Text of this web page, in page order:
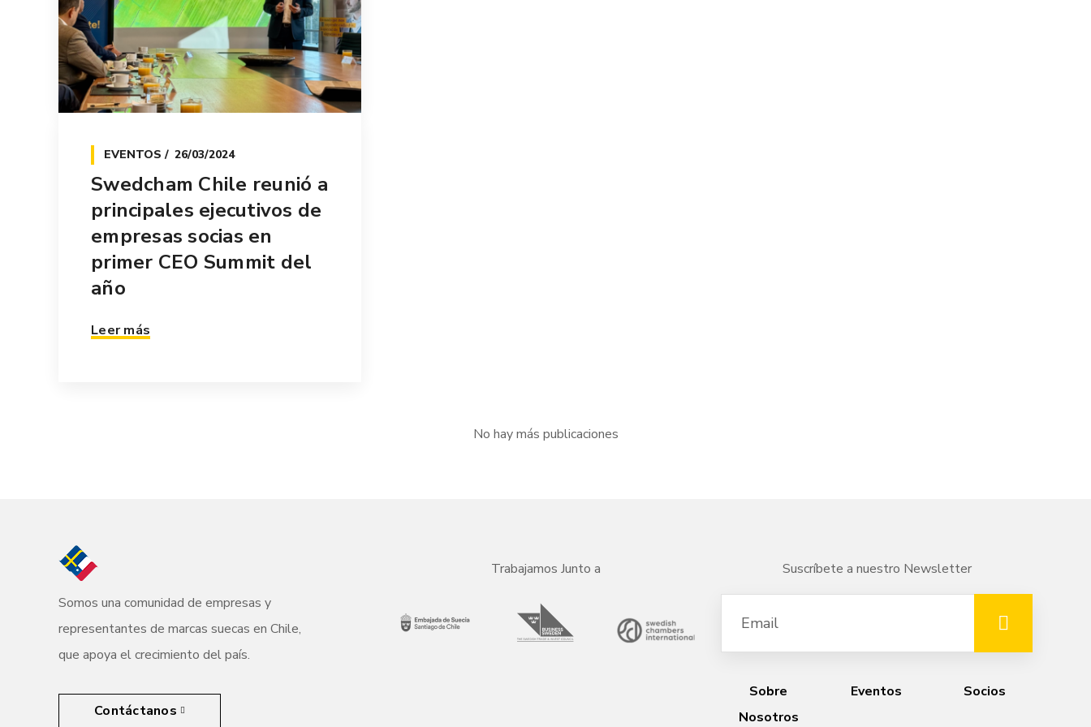
EVENTOS 26/03/2024
Swedcham Chile reunió a
principales ejecutivos de
empresas socias en
primer CEO Summit del
año
Leer más
No hay más publicaciones
Somos una comunidad de empresas y
representantes de marcas suecas en Chile,
que apoya el crecimiento del país.
Contáctanos
Trabajamos Junto a Suscríbete a nuestro Newsletter
Sobre
Nosotros
Eventos Socios